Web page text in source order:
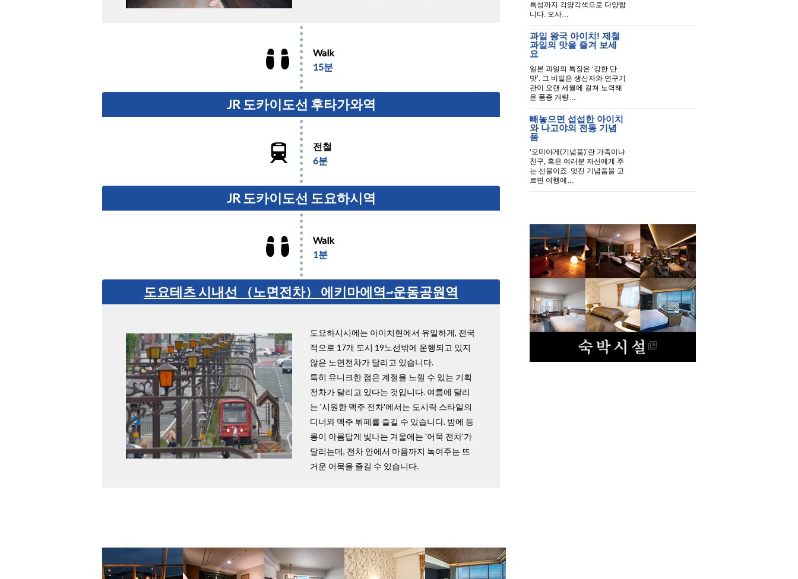
Walk
15분
JR 도카이도선 후타가와역
전철
6분
JR 도카이도선 도요하시역
Walk
1분
도요테츠 시내선 （노면전차） 에키마에역~운동공원역
도요하시시에는 아이치현에서 유일하게, 전국
적으로 17개 도시 19노선밖에 운행되고 있지
않은 노면전차가 달리고 있습니다.
특히 유니크한 점은 계절을 느낄 수 있는 기획
전차가 달리고 있다는 것입니다. 여름에 달리
는 '시원한 맥주 전차'에서는 도시락 스타일의
디너와 맥주 뷔페를 즐길 수 있습니다. 밤에 등
롱이 아름답게 빛나는 겨울에는 '어묵 전차'가
달리는데, 전차 안에서 마음까지 녹여주는 뜨
거운 어묵을 즐길 수 있습니다.
특성까지 각양각색으로 다양합
니다. 오사…
과일 왕국 아이치! 제철
과일의 맛을 즐겨 보세
요
일본 과일의 특징은 ‘강한 단
맛’. 그 비밀은 생산자와 연구기
관이 오랜 세월에 걸쳐 노력해
온 품종 개량…
빼놓으면 섭섭한 아이치
와 나고야의 전통 기념
품
‘오미야게(기념품)’란 가족이나
친구, 혹은 여러분 자신에게 주
는 선물이죠. 멋진 기념품을 고
르면 여행에…